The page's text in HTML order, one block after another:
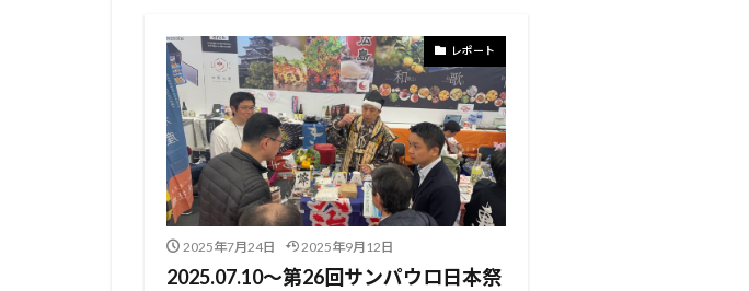
レポート
2025年7月24日 2025年9月12日
2025.07.10～第26回サンパウロ日本祭